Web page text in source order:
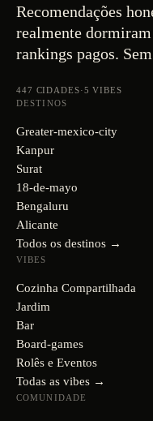
Recomendações
realmente
rankings pagos.
447 CIDADES·5 VIBES
DESTINOS
Greater-mexico-city
Kanpur
Surat
18-de-mayo
Bengaluru
Alicante
Todos os destinos →
VIBES
Cozinha Compartilhada
Jardim
Bar
Board-games
Rolês e Eventos
Todas as vibes →
COMUNIDADE